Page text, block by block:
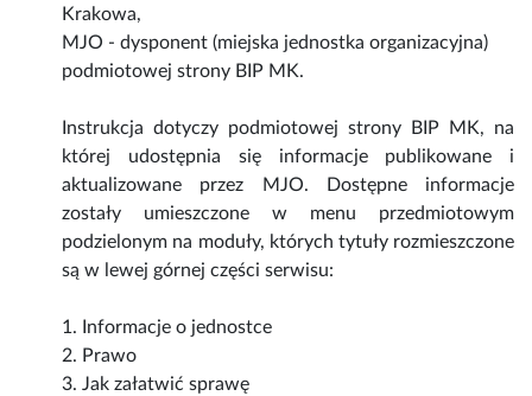
Krakowa,
MJO - dysponent (miejska jednostka organizacyjna)
podmiotowej strony BIP MK.
Instrukcja dotyczy podmiotowej strony BIP MK, na
której udostępnia się informacje publikowane i
aktualizowane przez MJO. Dostępne informacje
zostały umieszczone w menu przedmiotowym
podzielonym na moduły, których tytuły rozmieszczone
są w lewej górnej części serwisu:
1. Informacje o jednostce
2. Prawo
3. Jak załatwić sprawę